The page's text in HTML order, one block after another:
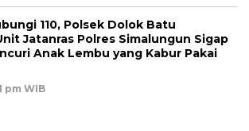
110, Polsek Dolok Batu
Jatanras Polres Simalungun Sigap
Anak Lembu yang Kabur Pakai
pm WIB